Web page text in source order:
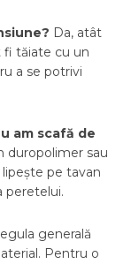
Da, atât
fi tăiate cu un
a se potrivi
am scafă de
duropolimer sau
pe tavan
peretelui.
generală
Pentru o